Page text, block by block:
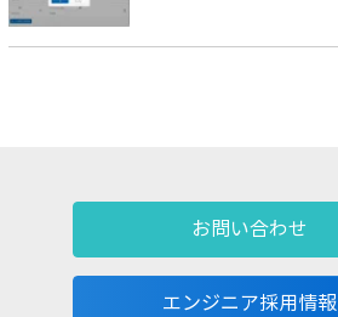
お問い合わせ
エンジニア採用情報